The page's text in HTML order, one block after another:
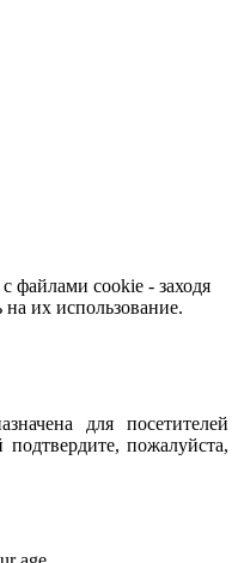
файлами cookie - заходя
их использование.
для посетителей
пожалуйста,